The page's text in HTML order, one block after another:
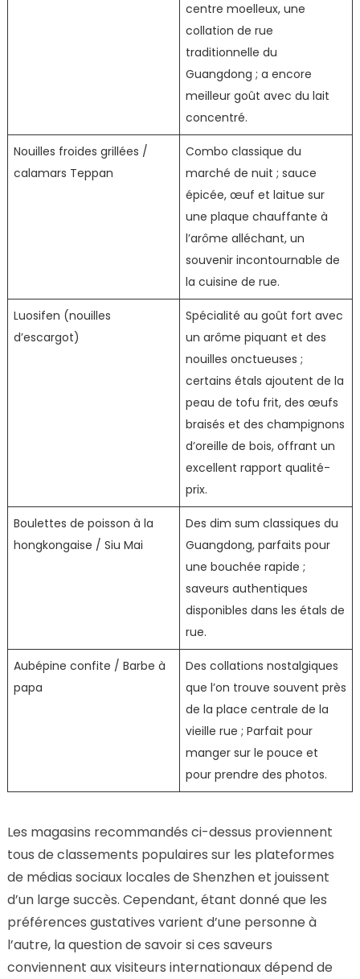
centre moelleux, une
collation de rue
traditionnelle du
Guangdong ; a encore
meilleur goût avec du lait
concentré.
Nouilles froides grillées /
calamars Teppan
Combo classique du
marché de nuit ; sauce
épicée, œuf et laitue sur
une plaque chauffante à
l’arôme alléchant, un
souvenir incontournable de
la cuisine de rue.
Luosifen (nouilles
d’escargot)
Spécialité au goût fort avec
un arôme piquant et des
nouilles onctueuses ;
certains étals ajoutent de la
peau de tofu frit, des œufs
braisés et des champignons
d’oreille de bois, offrant un
excellent rapport qualité-
prix.
Boulettes de poisson à la
hongkongaise / Siu Mai
Des dim sum classiques du
Guangdong, parfaits pour
une bouchée rapide ;
saveurs authentiques
disponibles dans les étals de
rue.
Aubépine confite / Barbe à
papa
Des collations nostalgiques
que l’on trouve souvent près
de la place centrale de la
vieille rue ; Parfait pour
manger sur le pouce et
pour prendre des photos.
Les magasins recommandés ci-dessus proviennent
tous de classements populaires sur les plateformes
de médias sociaux locales de Shenzhen et jouissent
d’un large succès. Cependant, étant donné que les
préférences gustatives varient d’une personne à
l’autre, la question de savoir si ces saveurs
conviennent aux visiteurs internationaux dépend de